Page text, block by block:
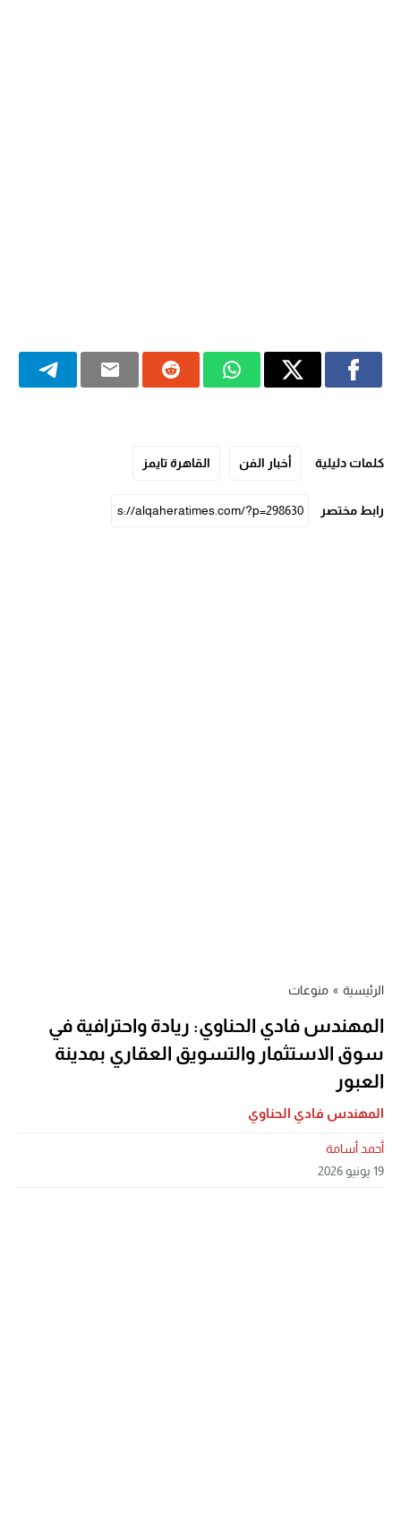
كلمات دليلية أخبار الفن القاهرة تايمز
رابط مختصر
الرئيسية » منوعات
المهندس فادي الحناوي: ريادة واحترافية في
سوق الاستثمار والتسويق العقاري بمدينة
العبور
المهندس فادي الحناوي
أحمد أسامة
19 يونيو 2026